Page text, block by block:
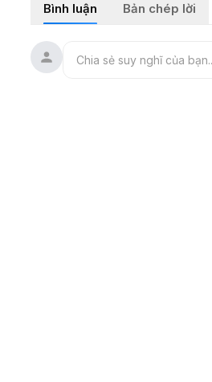
Bình luận Bản chép lời